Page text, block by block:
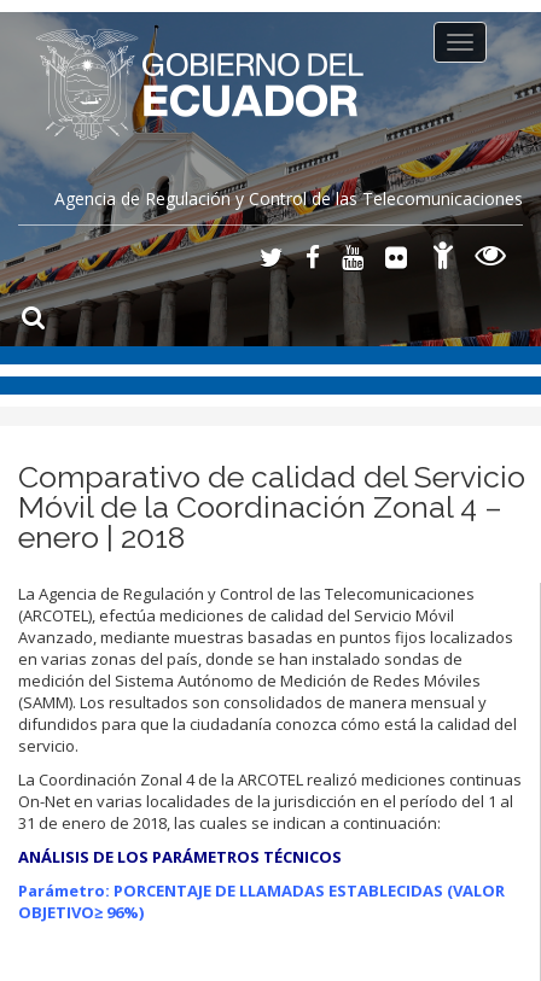
Agencia de Regulación y Control de las Telecomunicaciones
Toggle
navigation
Comparativo de calidad del Servicio
Móvil de la Coordinación Zonal 4 –
enero | 2018
La Agencia de Regulación y Control de las Telecomunicaciones
(ARCOTEL), efectúa mediciones de calidad del Servicio Móvil
Avanzado, mediante muestras basadas en puntos fijos localizados
en varias zonas del país, donde se han instalado sondas de
medición del Sistema Autónomo de Medición de Redes Móviles
(SAMM). Los resultados son consolidados de manera mensual y
difundidos para que la ciudadanía conozca cómo está la calidad del
servicio.
La Coordinación Zonal 4 de la ARCOTEL realizó mediciones continuas
On-Net en varias localidades de la jurisdicción en el período del 1 al
31 de enero de 2018, las cuales se indican a continuación:
ANÁLISIS DE LOS PARÁMETROS TÉCNICOS
Parámetro: PORCENTAJE DE LLAMADAS ESTABLECIDAS (VALOR
OBJETIVO≥ 96%)